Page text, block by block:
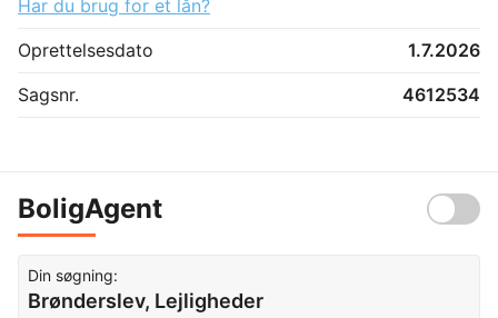
Har du brug for et lån?
Oprettelsesdato
1.7.2026
Sagsnr.
4612534
BoligAgent
Din søgning:
Brønderslev, Lejligheder